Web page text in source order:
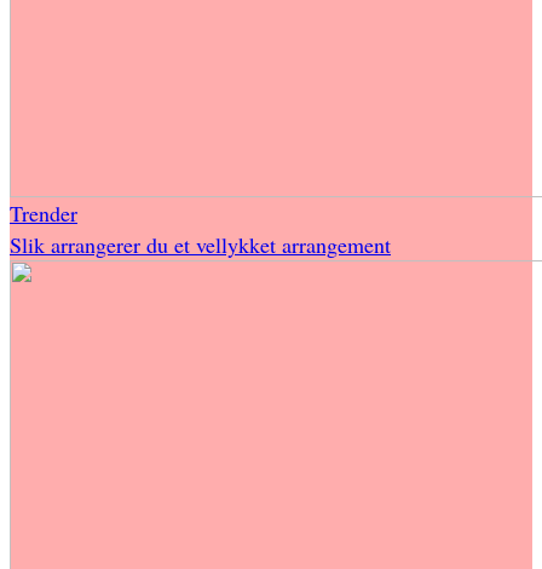
Trender
Slik arrangerer du et vellykket arrangement